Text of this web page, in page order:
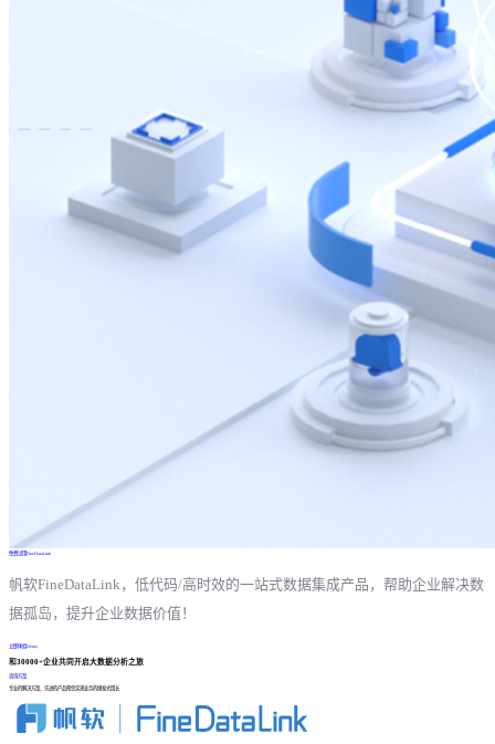
免费试用FineDataLink
帆软FineDataLink，低代码/高时效的一站式数据集成产品，帮助企业解决数
据孤岛，提升企业数据价值！
立即体验Demo
和30000+企业共同开启大数据分析之旅
咨询方案
专业的解决方案、先进的产品帮您实现业务的爆发式增长